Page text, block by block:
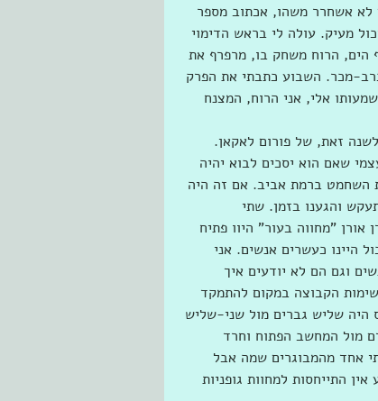
שאם לא אשחרר משהו, אכתוב מספר
מעיק. עולה לי בראש הדימוי
הים, הרוח משחק בו, מרפרף את
ברב-מכר. השבוע כתבתי את הפרק
אלי, אני הרוח, המצנח
זאת, של פורום לאקאן.
שאם הוא יסכים לבוא יהיה
השחמט ברמת אביב. אם זה היה
והגענו בזמן. שתי
"מחווה בעור" היוו פתיח
היינו כעשרים אנשים. אני
וגם הם לא יודעים איך
הקבוצה במקום להתמקד
היה שליש גברים מול שני-שליש
מול המחשב הפתוח וחרד
אחד מהמבוגרים שמה אבל
התייחסות למחוות גופניות